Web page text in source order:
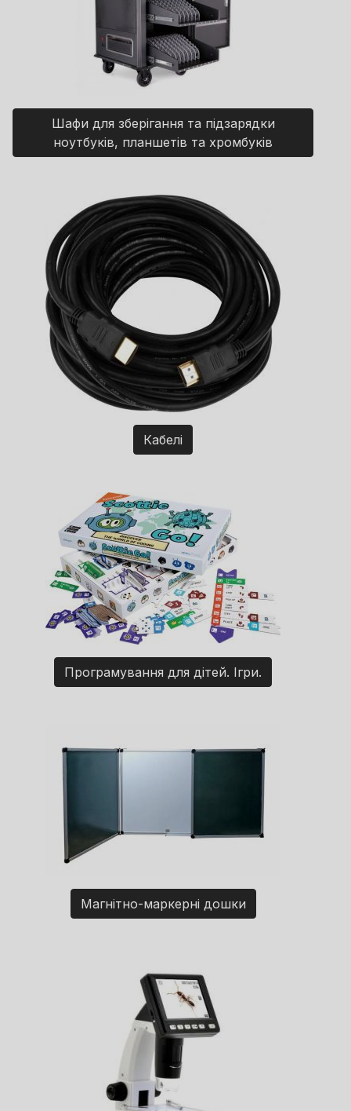
Шафи для зберігання та підзарядки
ноутбуків, планшетів та хромбуків
Кабелі
Програмування для дітей. Ігри.
Магнітно-маркерні дошки